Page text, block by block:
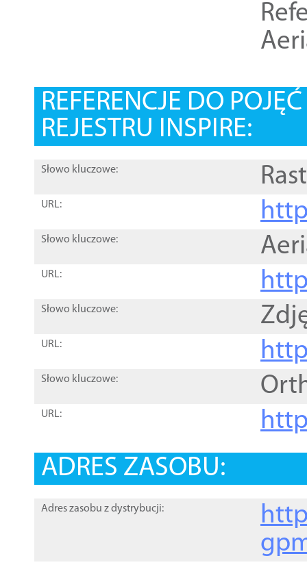
REFERENCJE DO
REJESTRU INSPIRE:
Słowo kluczowe:
URL:
Słowo kluczowe:
URL:
Słowo kluczowe:
URL:
Słowo kluczowe:
URL:
ADRES ZASOBU:
Adres zasobu z dystrybucji: